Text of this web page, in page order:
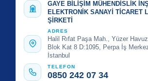
GAYE BİLİŞİM MÜHENDİSLİK
ELEKTRONİK SANAYİ TİCARET
ŞİRKETİ
ADRES
Halil Rıfat Paşa Mah., Yüzer
Blok Kat 8 D:1095, Perpa İş
İstanbul
TELEFON
0850 242 07 34